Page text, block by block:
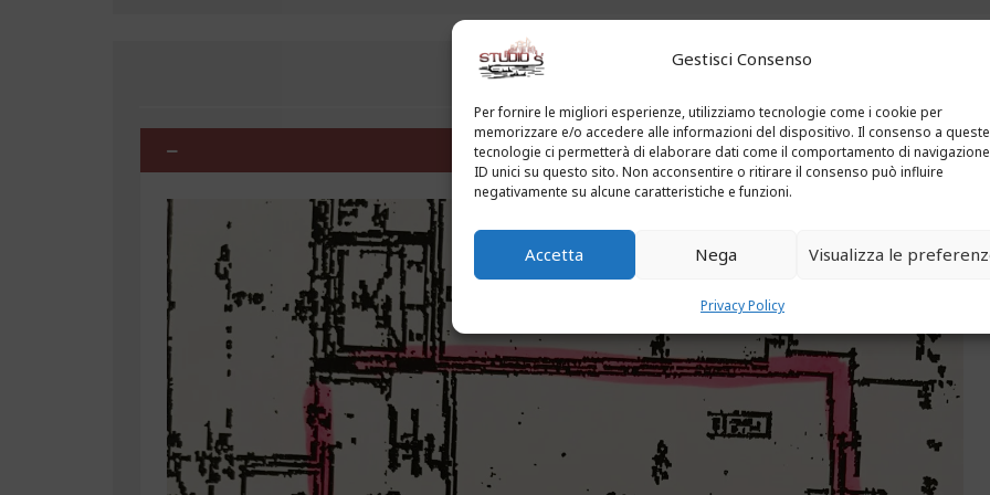
Gestisci Consenso
Per fornire le migliori esperienze, utilizziamo tecnologie come i cookie per
memorizzare e/o accedere alle informazioni del dispositivo. Il consenso a queste
tecnologie ci permetterà di elaborare dati come il comportamento di
ID unici su questo sito. Non acconsentire o ritirare il consenso può influire
negativamente su alcune caratteristiche e funzioni.
Accetta Nega Visualizza le
Privacy Policy
PLANIMETRIE